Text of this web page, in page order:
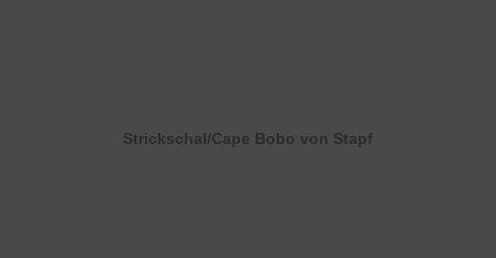
Strickschal/Cape Bobo von Stapf